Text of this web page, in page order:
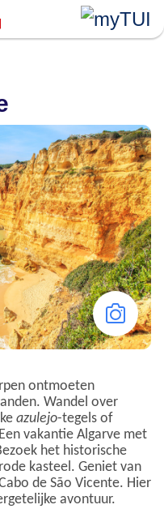
ontmoeten
Wandel over
azulejo-tegels of
vakantie Algarve met
het historische
kasteel. Geniet van
de São Vicente. Hier
avontuur.